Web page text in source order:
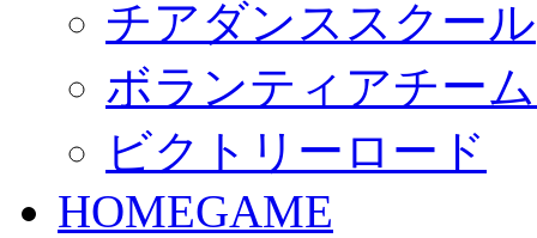
チアダンススクール
ボランティアチー
ビクトリーロード
HOMEGAME